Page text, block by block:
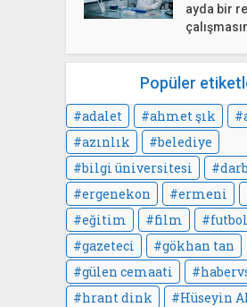
ayda bir
Popüler
adalet ahmet şık
azınlık
belediye
bilgi üniversitesi
ergenekon
ermeni
eğitim
film
futbol
gazeteci
gökhan tan
gülen cemaati
hrant dink
Hüseyin